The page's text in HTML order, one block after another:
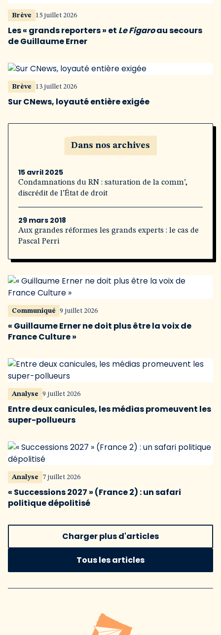
Brève 15 juillet 2026
Les « grands reporters » et Le Figaroau secours
de Guillaume Erner
Brève 13 juillet 2026
Sur CNews, loyauté entière exigée
Dans nos archives
15 avril 2025
Condamnations du RN : saturation de la comm’,
discrédit de l’État de droit
29 mars 2018
Aux grandes réformes les grands experts : le cas de
Pascal Perri
Communiqué 9 juillet 2026
« Guillaume Erner ne doit plus être la voix de
France Culture »
Analyse 9 juillet 2026
Entre deux canicules, les médias promeuvent les
super-pollueurs
Analyse 7 juillet 2026
« Successions 2027 » (France 2) : un safari
politique dépolitisé
Charger plus d'articles
Tous les articles